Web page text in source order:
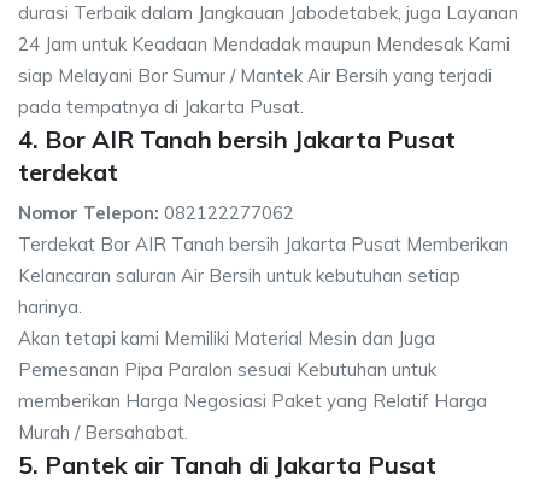
durasi Terbaik dalam Jangkauan Jabodetabek, juga Layanan
24 Jam untuk Keadaan Mendadak maupun Mendesak Kami
siap Melayani Bor Sumur / Mantek Air Bersih yang terjadi
pada tempatnya di Jakarta Pusat.
4. Bor AIR Tanah bersih Jakarta Pusat
terdekat
Nomor Telepon: 082122277062
Terdekat Bor AIR Tanah bersih Jakarta Pusat Memberikan
Kelancaran saluran Air Bersih untuk kebutuhan setiap
harinya.
Akan tetapi kami Memiliki Material Mesin dan Juga
Pemesanan Pipa Paralon sesuai Kebutuhan untuk
memberikan Harga Negosiasi Paket yang Relatif Harga
Murah / Bersahabat.
5. Pantek air Tanah di Jakarta Pusat